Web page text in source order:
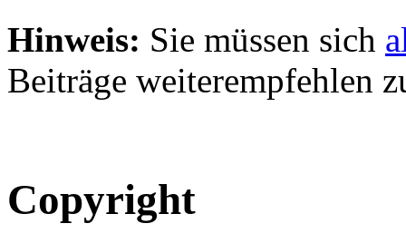
Hinweis: Sie müssen sich
Beiträge weiterempfehlen
Copyright